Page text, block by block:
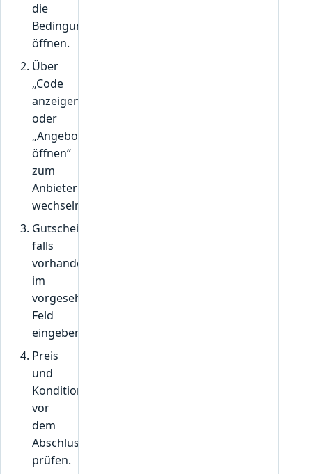
die
Bedingungen
öffnen.
Über
„Code
anzeigen“
oder
„Angebot
öffnen“
zum
Anbieter
wechseln.
Gutscheincode,
falls
vorhanden,
im
vorgesehenen
Feld
eingeben.
Preis
und
Konditionen
vor
dem
Abschluss
prüfen.